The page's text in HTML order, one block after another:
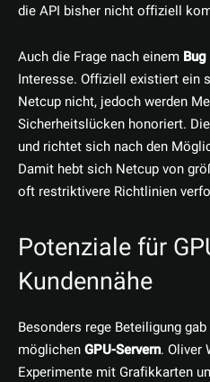
die API bisher nicht offiziell
Auch die Frage nach einem
Interesse. Offiziell existiert ein
Netcup nicht, jedoch werden
Sicherheitslücken honoriert.
und richtet sich nach den
Damit hebt sich Netcup von
oft restriktivere Richtlinien
Potenziale für
Kundennähe
Besonders rege Beteiligung
möglichenGPU-Servern. Oliver
Experimente mit Grafikkarten